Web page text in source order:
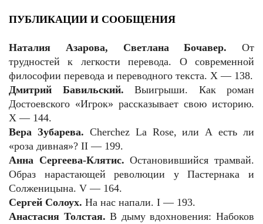
ПУБЛИКАЦИИ И СООБЩЕНИЯ
Наталия Азарова, Светлана Бочавер. От
трудностей к легкости перевода. О современной
философии перевода и переводного текста. X — 138.
Дмитрий Бавильский. Выигрыши. Как роман
Достоевского «Игрок» рассказывает свою историю.
X — 144.
Вера Зубарева. Cherchez La Rose, или А есть ли
«роза дивная»? II — 199.
Анна Сергеева-Клятис.Остановившийся трамвай.
Образ нарастающей революции у Пастернака и
Солженицына. V — 164.
Сергей Солоух. На нас напали. I — 193.
Анастасия Толстая.В дыму вдохновения: Набоков